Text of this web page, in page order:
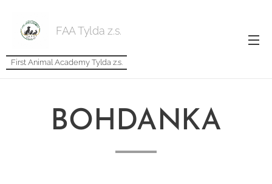
FAA Tylda z.s.
First Animal Academy Tylda z.s.
BOHDANKA